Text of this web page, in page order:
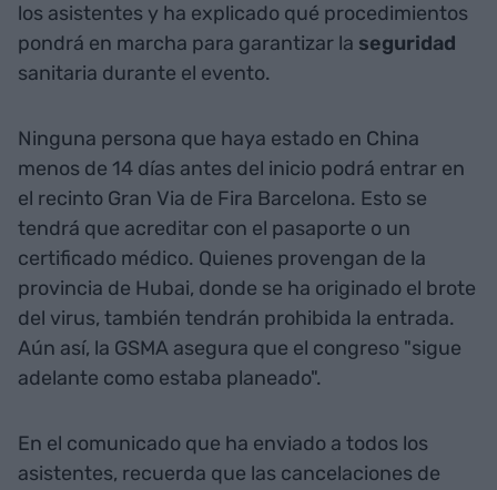
los asistentes y ha explicado qué procedimientos
pondrá en marcha para garantizar la seguridad
sanitaria durante el evento.
Ninguna persona que haya estado en China
menos de 14 días antes del inicio podrá entrar en
el recinto Gran Via de Fira Barcelona. Esto se
tendrá que acreditar con el pasaporte o un
certificado médico. Quienes provengan de la
provincia de Hubai, donde se ha originado el brote
del virus, también tendrán prohibida la entrada.
Aún así, la GSMA asegura que el congreso "sigue
adelante como estaba planeado".
En el comunicado que ha enviado a todos los
asistentes, recuerda que las cancelaciones de